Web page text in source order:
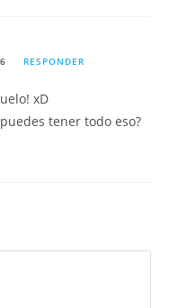
RESPONDER
xD
tener todo eso?